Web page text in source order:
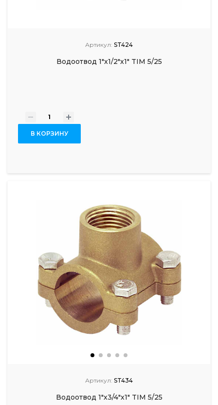
Артикул: ST424
Водоотвод 1"х1/2"х1" TIM 5/25
- +
В КОРЗИНУ
Артикул: ST434
Водоотвод 1"х3/4"х1" TIM 5/25